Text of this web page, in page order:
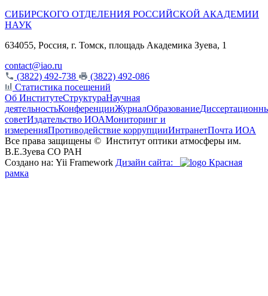
СИБИРСКОГО ОТДЕЛЕНИЯ РОССИЙСКОЙ АКАДЕМИИ
НАУК
634055, Россия, г. Томск, площадь Академика Зуева, 1
contact@iao.ru
(3822) 492-738
(3822) 492-086
Статистика посещений
Об ИнститутеСтруктураНаучная
деятельностьКонференцииЖурналОбразование
советИздательство ИОАМониторинг и
измеренияПротиводействие коррупцииИнтранетПочта ИОА
Все права защищены © Институт оптики атмосферы им.
В.Е.Зуева СО РАН
Создано на: Yii Framework Дизайн сайта:
Красная
рамка